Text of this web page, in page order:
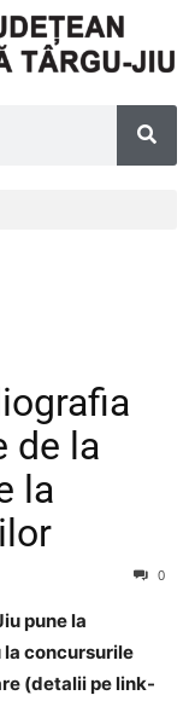
de la
la
0
pune la
concursurile
(detalii pe link-